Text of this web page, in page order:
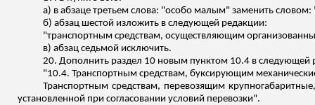
а) в абзаце третьем слова: "особо малым" заменить
б) абзац шестой изложить в следующей редакции:
"транспортным средствам, осуществляющим
в) абзац седьмой исключить.
20. Дополнить раздел 10 новым пунктом 10.4 в следующей
"10.4. Транспортным средствам, буксирующим
Транспортным средствам, перевозящим
установленной при согласовании условий перевозки".